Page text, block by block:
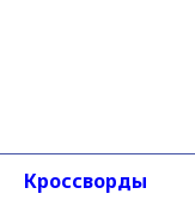
Кроссворды